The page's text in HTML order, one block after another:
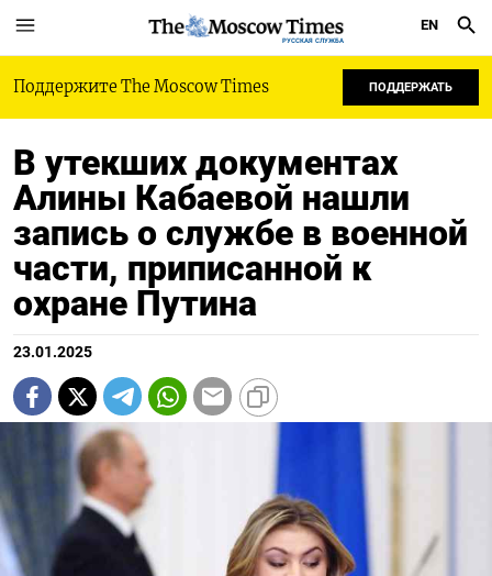
РУССКАЯ СЛУЖБА
EN
Поддержите The Moscow Times ПОДДЕРЖАТЬ
В утекших документах
Алины Кабаевой нашли
запись о службе в военной
части, приписанной к
охране Путина
23.01.2025